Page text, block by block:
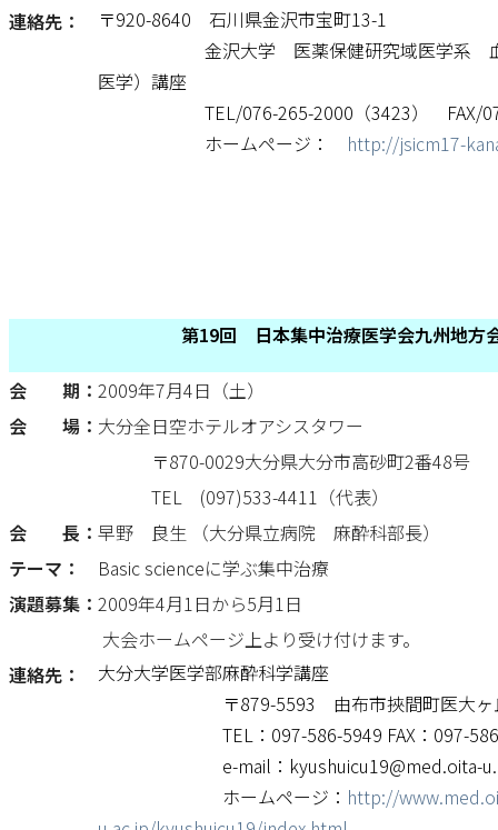
連絡先：
〒920-8640 石川県金沢市宝町13-1
金沢大学 医薬保健研究域医学系 血液
医学）講座
TEL/076-265-2000（3423） FAX/076-
ホームページ：
http://jsicm17-
第19回 日本集中治療医学会九州地方
会 期： 2009年7月4日（土）
会 場： 大分全日空ホテルオアシスタワー
〒870-0029大分県大分市高砂町2番48号
TEL (097)533-4411（代表）
会 長： 早野 良生 （大分県立病院 麻酔科部長）
テーマ：
Basic scienceに学ぶ集中治療
演題募集： 2009年4月1日から5月1日
大会ホームページ上より受け付けます。
連絡先：
大分大学医学部麻酔科学講座
〒879-5593 由布市挾間町医大ヶ丘
TEL：097-586-5949 FAX：097-586-
e-mail：kyushuicu19@med.oita-
ホームページ： http://